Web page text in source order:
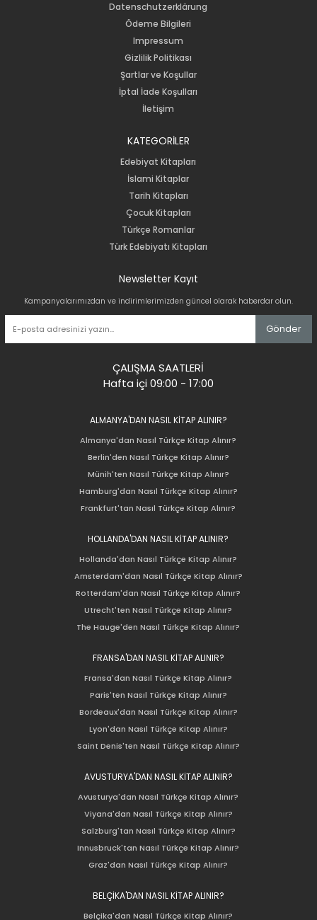
Datenschutzerklärung
Ödeme Bilgileri
Impressum
Gizlilik Politikası
Şartlar ve Koşullar
İptal İade Koşulları
İletişim
KATEGORİLER
Edebiyat Kitapları
İslami Kitaplar
Tarih Kitapları
Çocuk Kitapları
Türkçe Romanlar
Türk Edebiyatı Kitapları
Newsletter Kayıt
Kampanyalarımızdan ve indirimlerimizden güncel olarak haberdar olun.
Gönder
ÇALIŞMA SAATLERİ
Hafta içi 09:00 - 17:00
ALMANYA'DAN NASIL KİTAP ALINIR?
Almanya'dan Nasıl Türkçe Kitap Alınır?
Berlin'den Nasıl Türkçe Kitap Alınır?
Münih'ten Nasıl Türkçe Kitap Alınır?
Hamburg'dan Nasıl Türkçe Kitap Alınır?
Frankfurt'tan Nasıl Türkçe Kitap Alınır?
HOLLANDA'DAN NASIL KİTAP ALINIR?
Hollanda'dan Nasıl Türkçe Kitap Alınır?
Amsterdam'dan Nasıl Türkçe Kitap Alınır?
Rotterdam'dan Nasıl Türkçe Kitap Alınır?
Utrecht'ten Nasıl Türkçe Kitap Alınır?
The Hauge'den Nasıl Türkçe Kitap Alınır?
FRANSA'DAN NASIL KİTAP ALINIR?
Fransa'dan Nasıl Türkçe Kitap Alınır?
Paris'ten Nasıl Türkçe Kitap Alınır?
Bordeaux'dan Nasıl Türkçe Kitap Alınır?
Lyon'dan Nasıl Türkçe Kitap Alınır?
Saint Denis'ten Nasıl Türkçe Kitap Alınır?
AVUSTURYA'DAN NASIL KİTAP ALINIR?
Avusturya'dan Nasıl Türkçe Kitap Alınır?
Viyana'dan Nasıl Türkçe Kitap Alınır?
Salzburg'tan Nasıl Türkçe Kitap Alınır?
Innusbruck'tan Nasıl Türkçe Kitap Alınır?
Graz'dan Nasıl Türkçe Kitap Alınır?
BELÇİKA'DAN NASIL KİTAP ALINIR?
Belçika'dan Nasıl Türkçe Kitap Alınır?